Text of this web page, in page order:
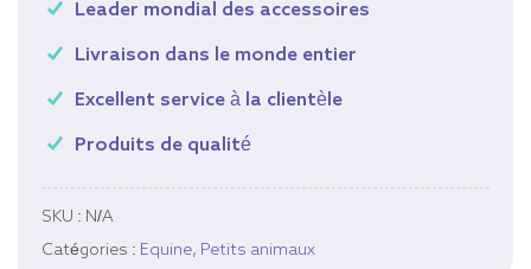
Leader mondial des accessoires
Livraison dans le monde entier
Excellent service à la clientèle
Produits de qualité
SKU : N/A
Catégories : Equine, Petits animaux